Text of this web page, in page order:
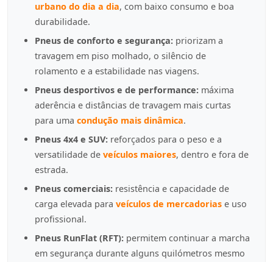
urbano do dia a dia, com baixo consumo e boa
durabilidade.
Pneus de conforto e segurança: priorizam a
travagem em piso molhado, o silêncio de
rolamento e a estabilidade nas viagens.
Pneus desportivos e de performance: máxima
aderência e distâncias de travagem mais curtas
para uma condução mais dinâmica.
Pneus 4x4 e SUV: reforçados para o peso e a
versatilidade de veículos maiores, dentro e fora de
estrada.
Pneus comerciais: resistência e capacidade de
carga elevada para veículos de mercadorias e uso
profissional.
Pneus RunFlat (RFT): permitem continuar a marcha
em segurança durante alguns quilómetros mesmo